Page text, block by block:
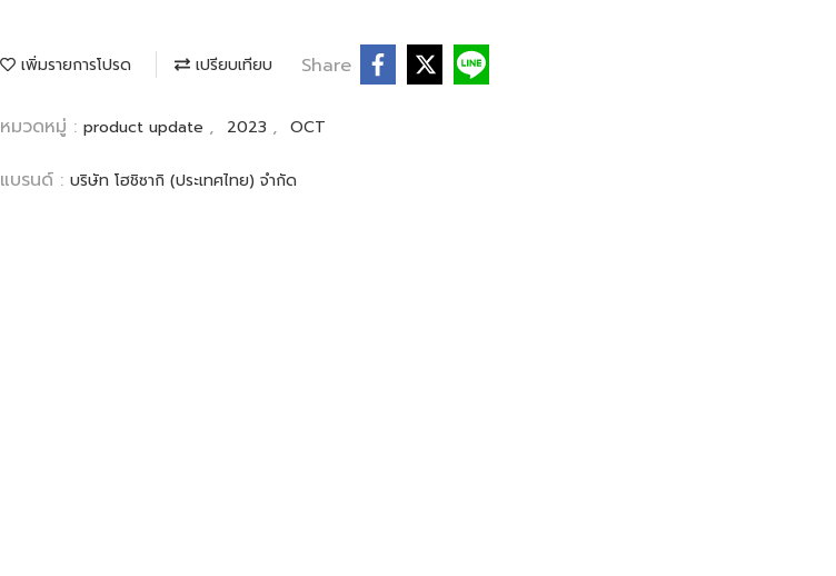
เพิ่มรายการโปรด เปรียบเทียบ Share
หมวดหมู่ : product update , 2023 , OCT
แบรนด์ : บริษัท โฮชิซากิ (ประเทศไทย) จำกัด